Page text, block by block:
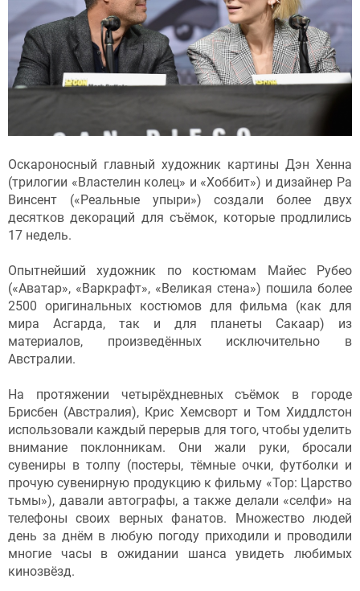
Оскароносный главный художник картины Дэн Хенна
(трилогии «Властелин колец» и «Хоббит») и дизайнер Ра
Винсент («Реальные упыри») создали более двух
десятков декораций для съёмок, которые продлились
17 недель.
Опытнейший художник по костюмам Майес Рубео
(«Аватар», «Варкрафт», «Великая стена») пошила более
2500 оригинальных костюмов для фильма (как для
мира Асгарда, так и для планеты Сакаар) из
материалов, произведённых исключительно в
Австралии.
На протяжении четырёхдневных съёмок в городе
Брисбен (Австралия), Крис Хемсворт и Том Хиддлстон
использовали каждый перерыв для того, чтобы уделить
внимание поклонникам. Они жали руки, бросали
сувениры в толпу (постеры, тёмные очки, футболки и
прочую сувенирную продукцию к фильму «Тор: Царство
тьмы»), давали автографы, а также делали «селфи» на
телефоны своих верных фанатов. Множество людей
день за днём в любую погоду приходили и проводили
многие часы в ожидании шанса увидеть любимых
кинозвёзд.